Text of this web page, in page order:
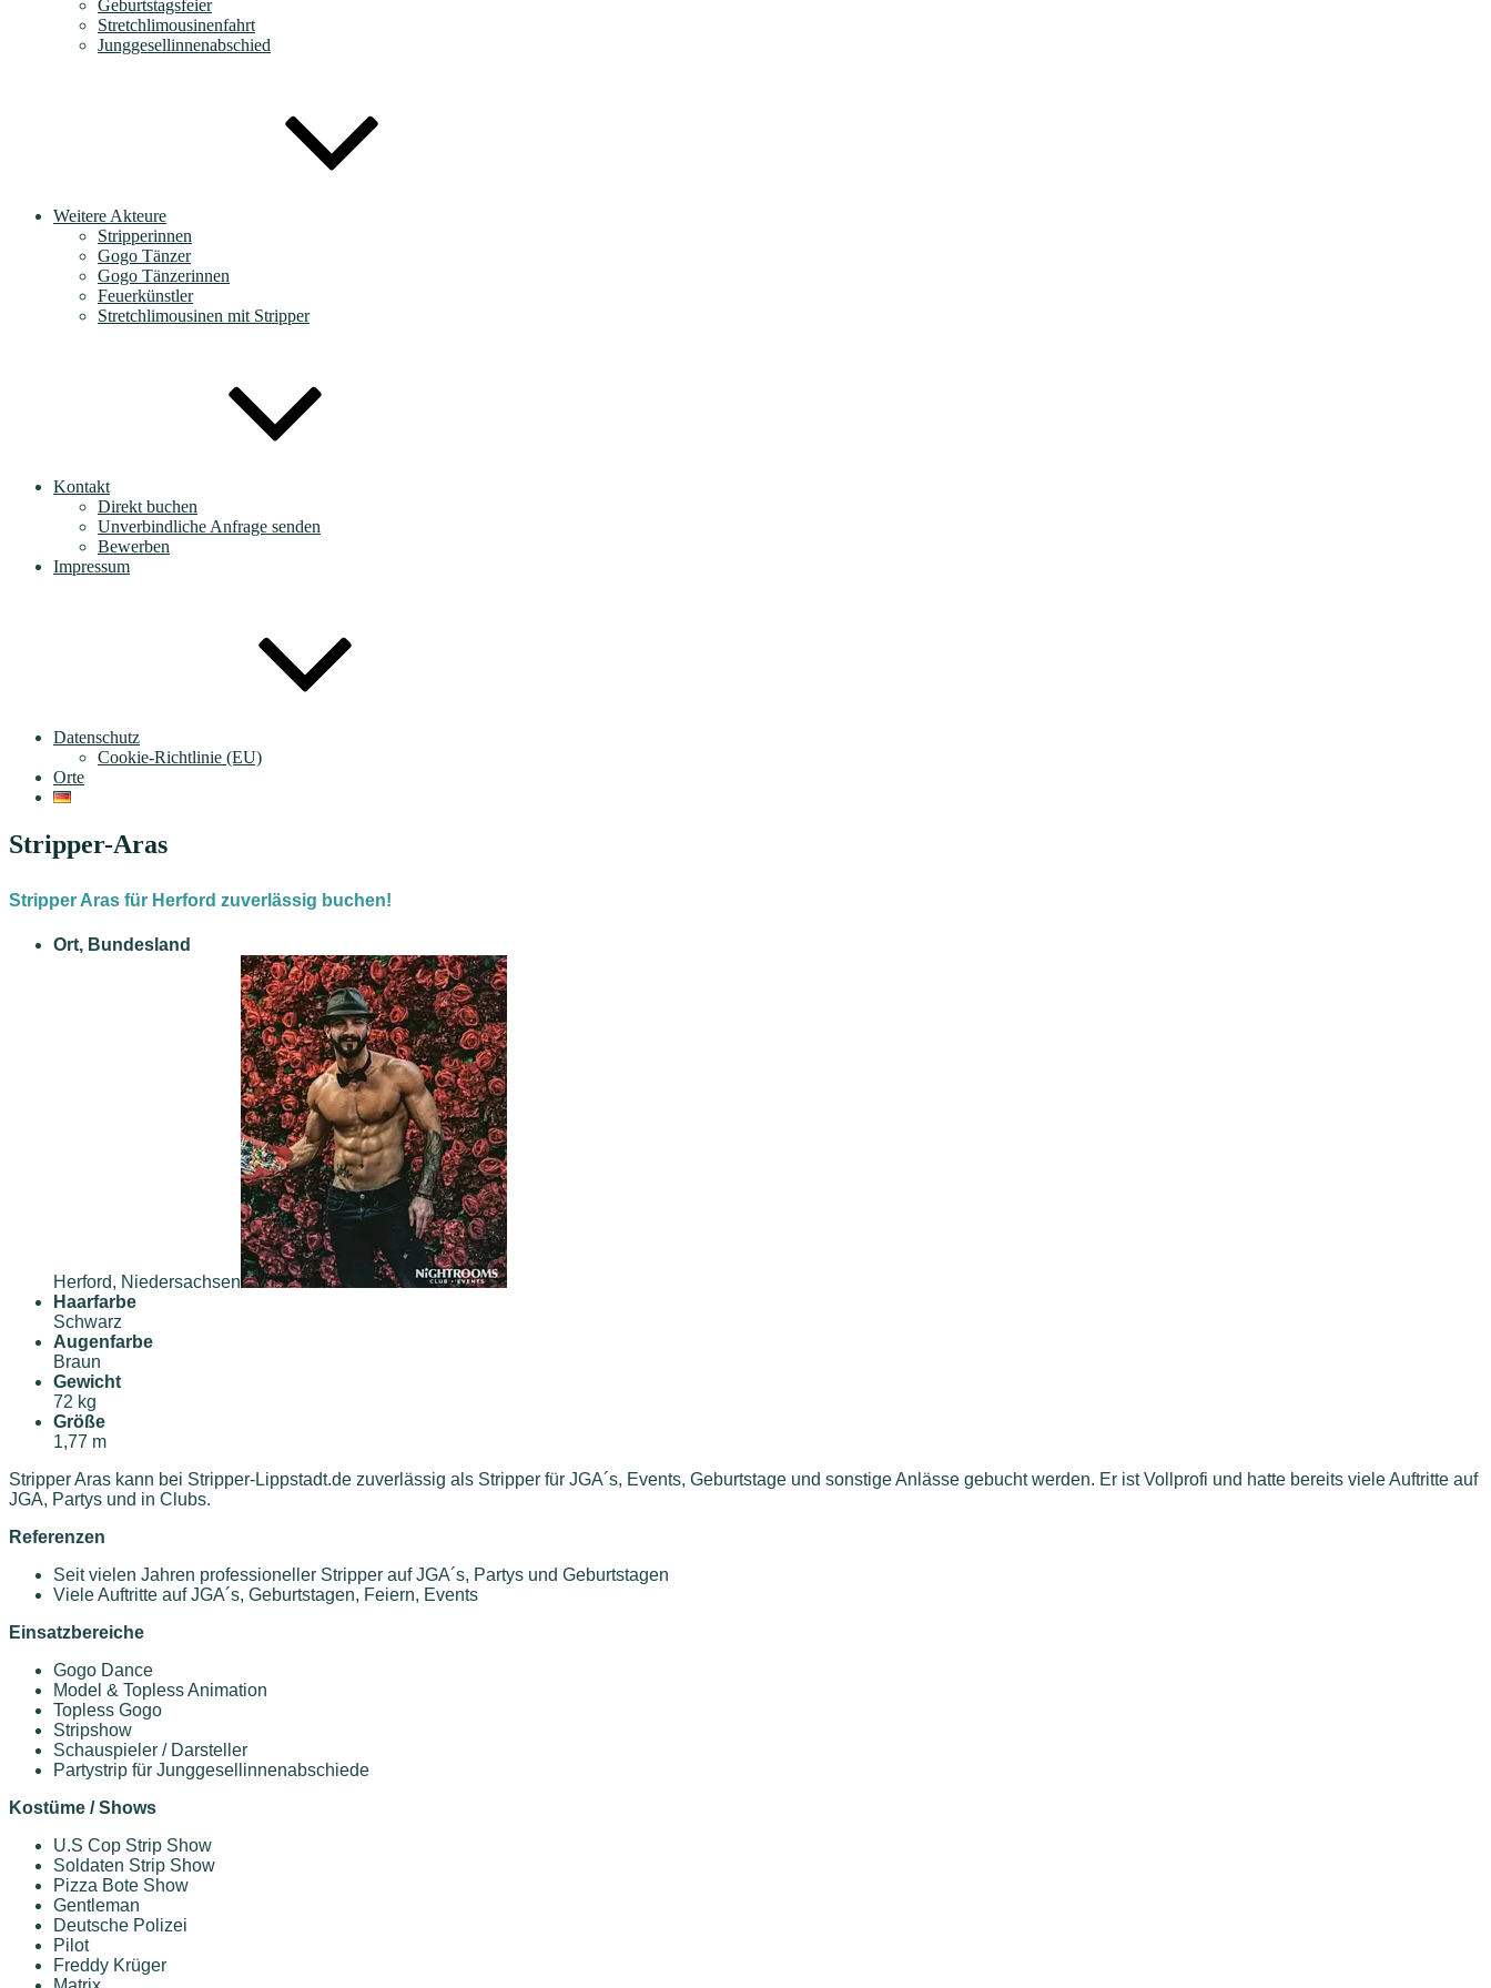
Geburtstagsfeier
Stretchlimousinenfahrt
Junggesellinnenabschied
Weitere Akteure
Stripperinnen
Gogo Tänzer
Gogo Tänzerinnen
Feuerkünstler
Stretchlimousinen mit Stripper
Kontakt
Direkt buchen
Unverbindliche Anfrage senden
Bewerben
Impressum
Datenschutz
Cookie-Richtlinie (EU)
Orte
Stripper-Aras
Stripper Aras für Herford zuverlässig buchen!
Ort, Bundesland
Herford, Niedersachsen
Haarfarbe
Schwarz
Augenfarbe
Braun
Gewicht
72 kg
Größe
1,77 m
Stripper Aras kann bei Stripper-Lippstadt.de zuverlässig als Stripper für JGA´s, Events, Geburtstage und sonstige Anlässe gebucht werden. Er ist Vollprofi und hatte bereits viele Auftritte auf
JGA, Partys und in Clubs.
Referenzen
Seit vielen Jahren professioneller Stripper auf JGA´s, Partys und Geburtstagen
Viele Auftritte auf JGA´s, Geburtstagen, Feiern, Events
Einsatzbereiche
Gogo Dance
Model & Topless Animation
Topless Gogo
Stripshow
Schauspieler / Darsteller
Partystrip für Junggesellinnenabschiede
Kostüme / Shows
U.S Cop Strip Show
Soldaten Strip Show
Pizza Bote Show
Gentleman
Deutsche Polizei
Pilot
Freddy Krüger